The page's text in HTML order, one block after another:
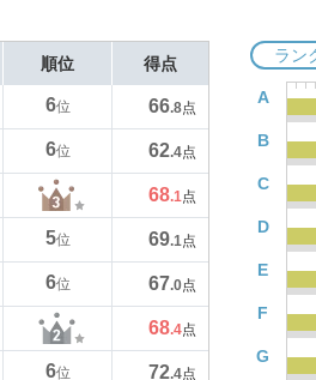
順位 得点
6位 66.8点
6位 62.4点
68.1点
5位 69.1点
6位 67.0点
68.4点
6位 72.4点
ラン
A
B
C
D
E
F
G